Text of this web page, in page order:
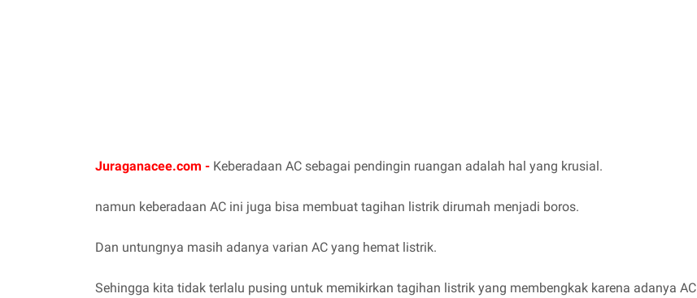
Juraganacee.com - Keberadaan AC sebagai pendingin ruangan adalah hal yang krusial.
namun keberadaan AC ini juga bisa membuat tagihan listrik dirumah menjadi boros.
Dan untungnya masih adanya varian AC yang hemat listrik.
Sehingga kita tidak terlalu pusing untuk memikirkan tagihan listrik yang membengkak karena adanya AC